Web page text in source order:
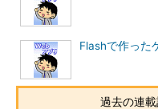
Flashで作った
過去の連